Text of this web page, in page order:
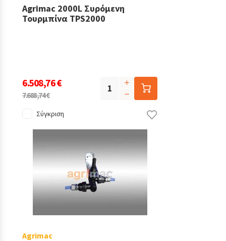
Agrimac 2000L Συρόμενη
Τουρμπίνα TPS2000
6.508,76 €
7.688,74 €
Σύγκριση
Agrimac